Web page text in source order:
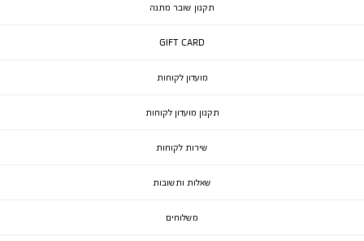
תקנון שובר מתנה
GIFT CARD
מועדון לקוחות
תקנון מועדון לקוחות
שירות לקוחות
שאלות ותשובות
משלוחים